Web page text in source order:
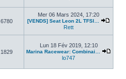
6780
Mer 06 Mars 2024, 17:20
[VENDS] Seat Leon 2L TFSI…
Rett
1829
Lun 18 Fév 2019, 12:10
Marina Racewear: Combinai…
lo747